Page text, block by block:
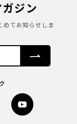
ジン
めてお知らせしま